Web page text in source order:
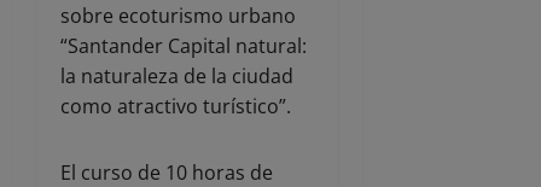
sobre ecoturismo urbano
“Santander Capital natural:
la naturaleza de la ciudad
como atractivo turístico”.
El curso de 10 horas de